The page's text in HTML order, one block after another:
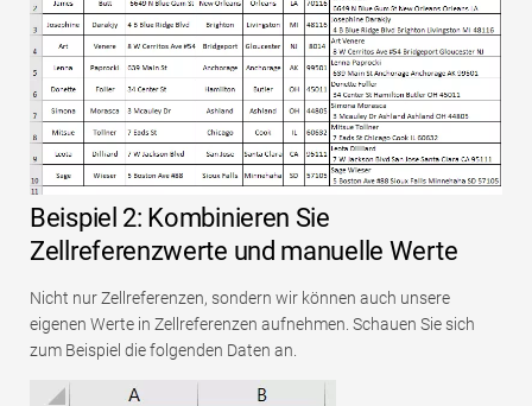
Beispiel 2: Kombinieren Sie
Zellreferenzwerte und manuelle Werte
Nicht nur Zellreferenzen, sondern wir können auch unsere
eigenen Werte in Zellreferenzen aufnehmen. Schauen Sie sich
zum Beispiel die folgenden Daten an.